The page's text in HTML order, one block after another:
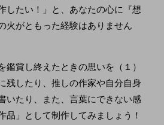
したい！」と、あなたの心に『想
火がともった経験はありません
賞し終えたときの思いを（１）
残したり、推しの作家や自分自身
いたり、また、言葉にできない感
品」として制作してみましょう！